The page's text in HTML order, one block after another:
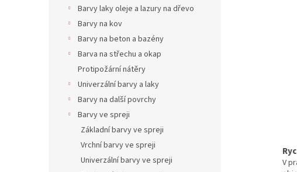
Barvy laky oleje a lazury na dřevo
Barvy na kov
Barvy na beton a bazény
Barva na střechu a okap
Protipožární nátěry
Univerzální barvy a laky
Barvy na další povrchy
Barvy ve spreji
Základní barvy ve spreji
Vrchní barvy ve spreji
Univerzální barvy ve spreji
V